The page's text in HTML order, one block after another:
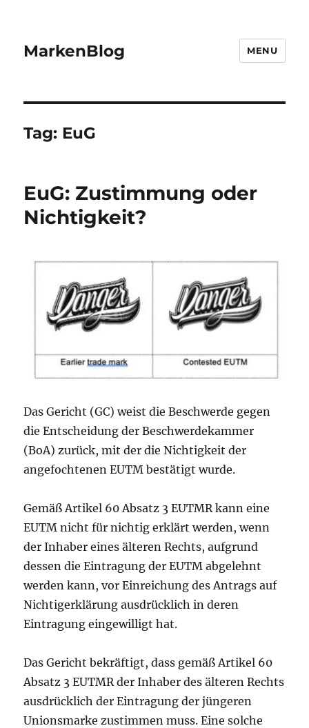
MarkenBlog MENU
Tag: EuG
EuG: Zustimmung oder
Nichtigkeit?
Das Gericht (GC) weist die Beschwerde gegen
die Entscheidung der Beschwerdekammer
(BoA) zurück, mit der die Nichtigkeit der
angefochtenen EUTM bestätigt wurde.
Gemäß Artikel 60 Absatz 3 EUTMR kann eine
EUTM nicht für nichtig erklärt werden, wenn
der Inhaber eines älteren Rechts, aufgrund
dessen die Eintragung der EUTM abgelehnt
werden kann, vor Einreichung des Antrags auf
Nichtigerklärung ausdrücklich in deren
Eintragung eingewilligt hat.
Das Gericht bekräftigt, dass gemäß Artikel 60
Absatz 3 EUTMR der Inhaber des älteren Rechts
ausdrücklich der Eintragung der jüngeren
Unionsmarke zustimmen muss. Eine solche